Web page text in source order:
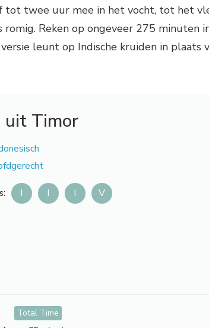
tot twee uur mee in het vocht, tot het
Reken op ongeveer 275 minuten
leunt op Indische kruiden in plaats
uit Timor
I I I V
Total Time